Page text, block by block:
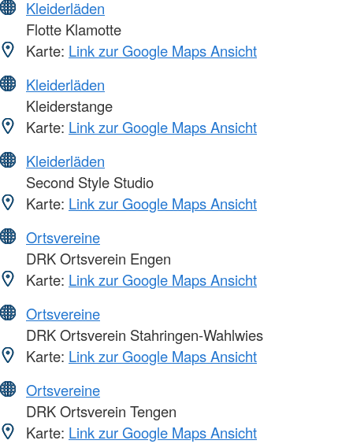
Kleiderläden
Flotte Klamotte
Karte: Link zur Google Maps Ansicht
Kleiderläden
Kleiderstange
Karte: Link zur Google Maps Ansicht
Kleiderläden
Second Style Studio
Karte: Link zur Google Maps Ansicht
Ortsvereine
DRK Ortsverein Engen
Karte: Link zur Google Maps Ansicht
Ortsvereine
DRK Ortsverein Stahringen-Wahlwies
Karte: Link zur Google Maps Ansicht
Ortsvereine
DRK Ortsverein Tengen
Karte: Link zur Google Maps Ansicht